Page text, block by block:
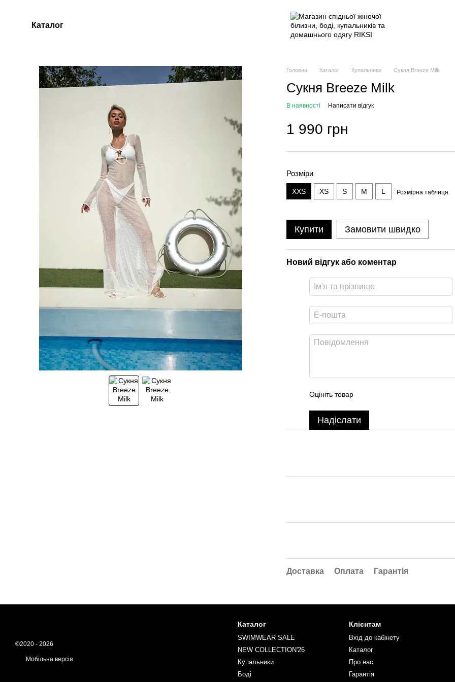
Каталог
Головна Каталог Купальники Сукня Breeze Milk
Сукня Breeze Milk
В наявності Написати відгук
1 990 грн
Розміри
XXS XS S M L Розмірна таблиця
Купити Замовити швидко
Новий відгук або коментар
Оцініть товар
Надіслати
Доставка Оплата Гарантія
©2020 - 2026
Мобільна версія
Каталог
SWIMWEAR SALE
NEW COLLECTION'26
Купальники
Боді
Клієнтам
Вхід до кабінету
Каталог
Про нас
Гарантія